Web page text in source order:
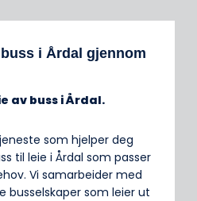
i Årdal gjennom
av buss i Årdal.
som hjelper deg
til leie i Årdal som passer
Vi samarbeider med
busselskaper som leier ut